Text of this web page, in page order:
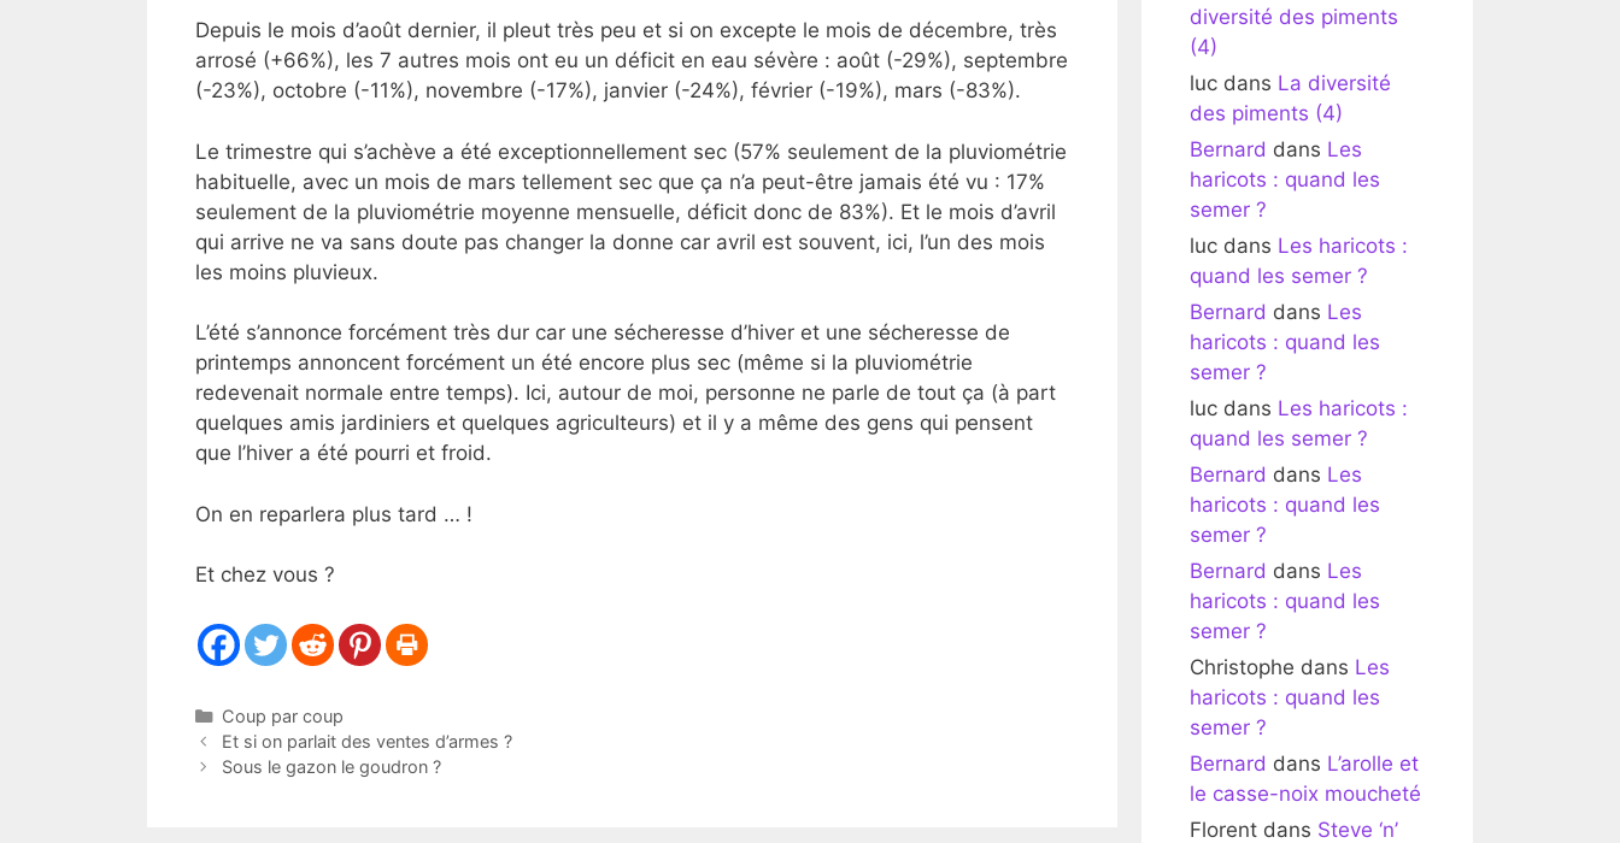
Depuis le mois d’août dernier, il pleut très peu et si on excepte le mois de décembre, très
arrosé (+66%), les 7 autres mois ont eu un déficit en eau sévère : août (-29%), septembre
(-23%), octobre (-11%), novembre (-17%), janvier (-24%), février (-19%), mars (-83%).
Le trimestre qui s’achève a été exceptionnellement sec (57% seulement de la pluviométrie
habituelle, avec un mois de mars tellement sec que ça n’a peut-être jamais été vu : 17%
seulement de la pluviométrie moyenne mensuelle, déficit donc de 83%). Et le mois d’avril
qui arrive ne va sans doute pas changer la donne car avril est souvent, ici, l’un des mois
les moins pluvieux.
L’été s’annonce forcément très dur car une sécheresse d’hiver et une sécheresse de
printemps annoncent forcément un été encore plus sec (même si la pluviométrie
redevenait normale entre temps). Ici, autour de moi, personne ne parle de tout ça (à part
quelques amis jardiniers et quelques agriculteurs) et il y a même des gens qui pensent
que l’hiver a été pourri et froid.
On en reparlera plus tard … !
Et chez vous ?
Catégories
Coup par coup
Et si on parlait des ventes d’armes ?
Sous le gazon le goudron ?
diversité des piments
(4)
luc dans La diversité
des piments (4)
Bernard dans Les
haricots : quand les
semer ?
luc dans Les haricots :
quand les semer ?
Bernard dans Les
haricots : quand les
semer ?
luc dans Les haricots :
quand les semer ?
Bernard dans Les
haricots : quand les
semer ?
Bernard dans Les
haricots : quand les
semer ?
Christophe dans Les
haricots : quand les
semer ?
Bernard dans L’arolle et
le casse-noix moucheté
Florent dans Steve ‘n’